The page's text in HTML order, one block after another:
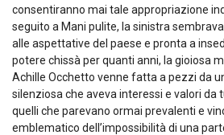
consentiranno mai tale appropriazione
seguito a Mani pulite, la sinistra
alle aspettative del paese e pronta a
potere chissà per quanti anni, la gioiosa
Achille Occhetto venne fatta a pezzi da
silenziosa che aveva interessi e valori da
quelli che parevano ormai prevalenti e
emblematico dell’impossibilità di una